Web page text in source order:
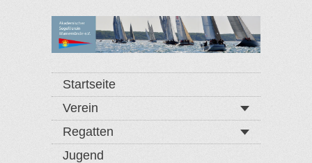
Startseite
Verein
Regatten
Jugend